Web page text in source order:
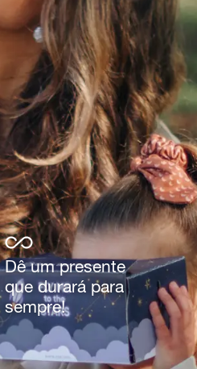
Dê um presente
que durará para
sempre!